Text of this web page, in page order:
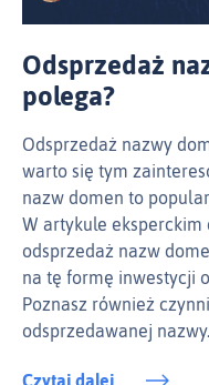
Odsprzedaż
polega?
Odsprzedaż nazwy
warto się tym
nazw domen to
W artykule eksperckim
odsprzedaż nazw
na tę formę inwestycji
Poznasz również
odsprzedawanej
Czytaj dalej